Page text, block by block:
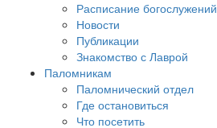
Расписание богослужений
Новости
Публикации
Знакомство с Лаврой
Паломникам
Паломнический отдел
Где остановиться
Что посетить